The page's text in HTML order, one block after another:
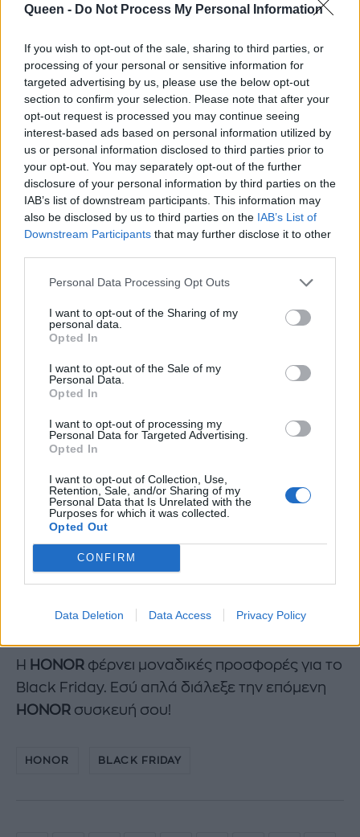
Queen - Do Not Process My Personal Information
If you wish to opt-out of the sale, sharing to third parties, or
processing of your personal or sensitive information for
targeted advertising by us, please use the below opt-out
section to confirm your selection. Please note that after your
opt-out request is processed you may continue seeing
interest-based ads based on personal information utilized by
us or personal information disclosed to third parties prior to
your opt-out. You may separately opt-out of the further
disclosure of your personal information by third parties on the
IAB’s list of downstream participants. This information may
also be disclosed by us to third parties on the IAB’s List of
Downstream Participants that may further disclose it to other
Personal Data Processing Opt Outs
I want to opt-out of the Sharing of my
personal data.
Opted In
I want to opt-out of the Sale of my
Personal Data.
Opted In
I want to opt-out of processing my
Personal Data for Targeted Advertising.
Opted In
I want to opt-out of Collection, Use,
Retention, Sale, and/or Sharing of my
Personal Data that Is Unrelated with the
Purposes for which it was collected.
Opted Out
CONFIRM
Data Deletion Data Access Privacy Policy
Ακόμα, σε ειδικές Black Friday τιμές
και μέχρι
εξαντλήσεως των αποθεμάτων, θα βρείτε:
Το νέο flagshipHONOR20 (128 GB )με
εντυπωσιακό γυάλινο σχεδιασμό
(Dynamic Holographic Design) και
τετραπλή κάμερα με αισθητήρα 48-
megapixel,από 499 Ευρώ, στα 379
HONOR
(128GB)με τριπλή κύρια κάμερα AI,
χαμηλό διάφραγμα για επαγγελματικό
εμπρόσθια selfie κάμερα με αισθητήρα
32ΜΡ, με Black Friday τιμή
Ευρώ, στα 199 Ευρώ,που έρχεται να
αλλάξει τα πάντα στην κατηγορία «best
value for money»!
Το αγαπημένοHONOR10 Lite
με premium σχεδίαση, εντυπωσιακή
διαβάθμιση χρωμάτων από όποια
από 259 Ευρώ, μόλις
στα 179 Ευρώ!
Η HONOR φέρνει μοναδικές προσφορές για το
Black Friday. Εσύ απλά διάλεξε την επόμενη
HONOR συσκευή σου!
HONOR BLACK FRIDAY